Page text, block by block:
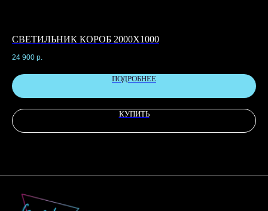
СВЕТИЛЬНИК КОРОБ 2000Х1000
24 900 р.
ПОДРОБНЕЕ
КУПИТЬ